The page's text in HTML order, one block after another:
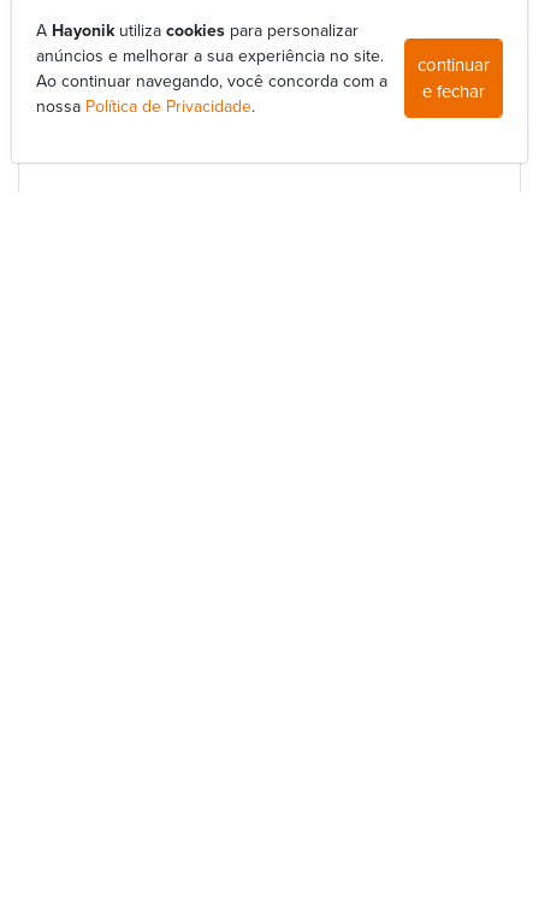
A Hayonikutiliza cookies para personalizar
anúncios e melhorar a sua experiência no site.
Ao continuar navegando, você concorda com a
nossa Política de Privacidade.
continuar
e fechar